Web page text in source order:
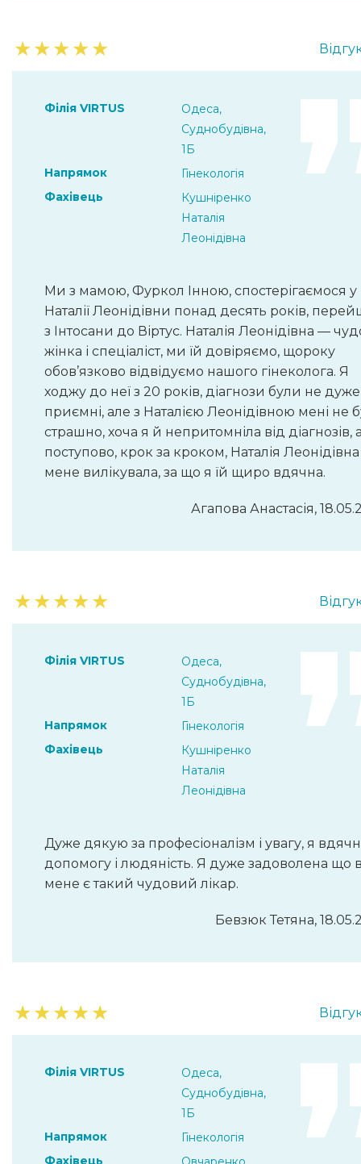
★★★★★
Філія VIRTUS
Одеса,
Суднобудівна,
1Б
Напрямок
Гінекологія
Фахівець
Кушніренко
Наталія
Леонідівна
Ми з мамою, Фуркол Інною, спостерігаємося у
Наталії Леонідівни понад десять років,
з Інтосани до Віртус. Наталія Леонідівна —
жінка і спеціаліст, ми їй довіряємо, щороку
обов’язково відвідуємо нашого гінеколога. Я
ходжу до неї з 20 років, діагнози були не дуже
приємні, але з Наталією Леонідівною мені не
страшно, хоча я й непритомніла від діагнозів,
поступово, крок за кроком, Наталія Леонідівна
мене вилікувала, за що я їй щиро вдячна.
Агапова Анастасія,
★★★★★
Філія VIRTUS
Одеса,
Суднобудівна,
1Б
Напрямок
Гінекологія
Фахівець
Кушніренко
Наталія
Леонідівна
Дуже дякую за професіоналізм і увагу, я
допомогу і людяність. Я дуже задоволена що
мене є такий чудовий лікар.
Бевзюк Тетяна,
★★★★★
Філія VIRTUS
Одеса,
Суднобудівна,
1Б
Напрямок
Гінекологія
Фахівець